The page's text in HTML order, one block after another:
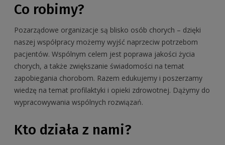
Co robimy?
Pozarządowe organizacje są blisko osób chorych – dzięki
naszej współpracy możemy wyjść naprzeciw potrzebom
pacjentów. Wspólnym celem jest poprawa jakości życia
chorych, a także zwiększanie świadomości na temat
zapobiegania chorobom. Razem edukujemy i poszerzamy
wiedzę na temat profilaktyki i opieki zdrowotnej. Dążymy do
wypracowywania wspólnych rozwiązań.
Kto działa z nami?